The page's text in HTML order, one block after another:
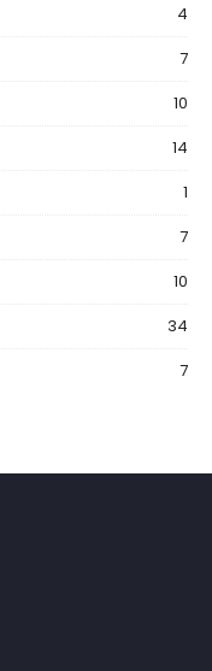
4
7
10
14
1
7
10
34
7